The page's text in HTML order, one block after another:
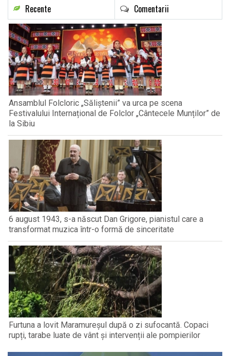
Recente Comentarii
Ansamblul Folcloric „Săliștenii” va urca pe scena
Festivalului Internațional de Folclor „Cântecele Munților” de
la Sibiu
6 august 1943, s-a născut Dan Grigore, pianistul care a
transformat muzica într-o formă de sinceritate
Furtuna a lovit Maramureșul după o zi sufocantă. Copaci
rupți, tarabe luate de vânt și intervenții ale pompierilor